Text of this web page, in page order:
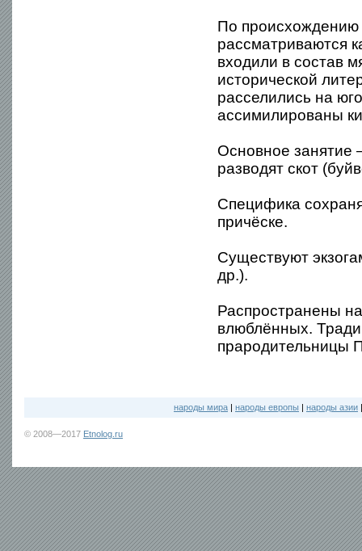
По происхождению
рассматриваются
входили в состав
исторической
расселились на
ассимилированы
Основное занятие
разводят скот
Специфика
причёске.
Существуют
др.).
Распространены
влюблённых.
прародительницы
народы мира | народы европы | народы азии
© 2008—2017 Etnolog.ru